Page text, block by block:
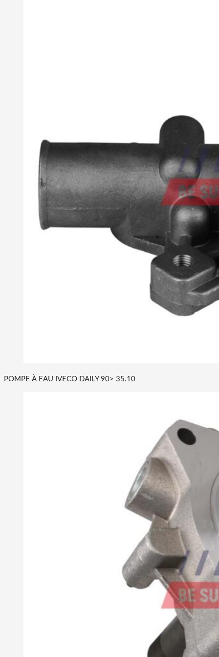
POMPE À EAU IVECO DAILY 90> 35.10